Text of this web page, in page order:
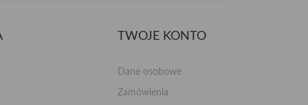
TWOJE KONTO
Dane osobowe
Zamówienia